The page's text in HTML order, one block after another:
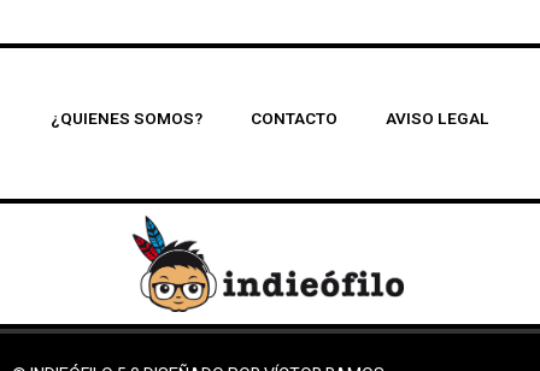
¿QUIENES SOMOS? CONTACTO AVISO LEGAL